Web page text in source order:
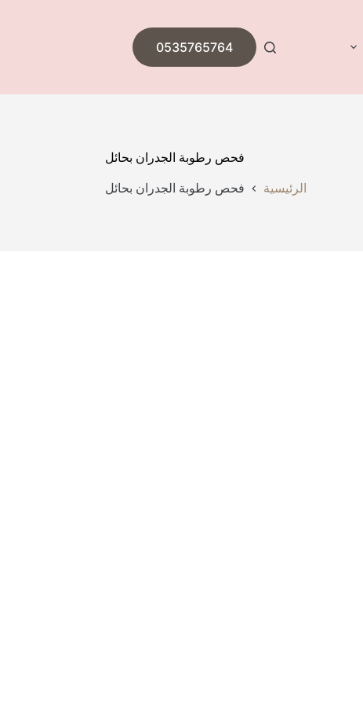
0535765764
فحص رطوبة الجدران بحائل
الرئيسية فحص رطوبة الجدران بحائل